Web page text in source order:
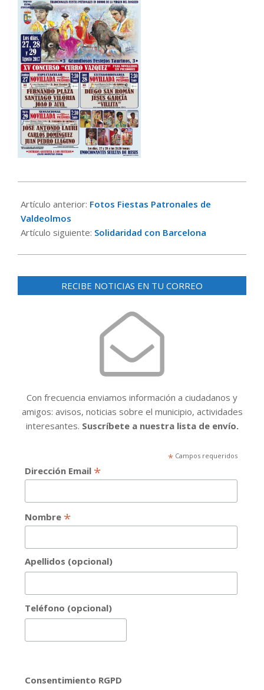
08-
17
Artículo anterior: Fotos Fiestas Patronales de
Valdeolmos
Artículo siguiente: Solidaridad con Barcelona
RECIBE NOTICIAS EN TU CORREO
Con frecuencia enviamos información a ciudadanos y
amigos: avisos, noticias sobre el municipio, actividades
interesantes. Suscríbete a nuestra lista de envío.
*Campos requeridos
Dirección Email *
Nombre *
Apellidos (opcional)
Teléfono (opcional)
Consentimiento RGPD